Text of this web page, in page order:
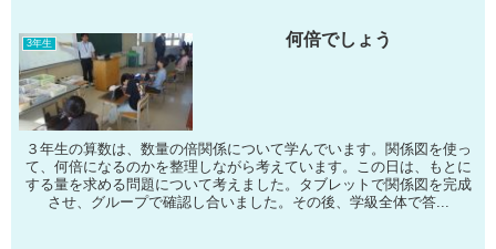
3年生 何倍でしょう
３年生の算数は、数量の倍関係について学んでいます。関係図を使っ
て、何倍になるのかを整理しながら考えています。この日は、もとに
する量を求める問題について考えました。タブレットで関係図を完成
させ、グループで確認し合いました。その後、学級全体で答...